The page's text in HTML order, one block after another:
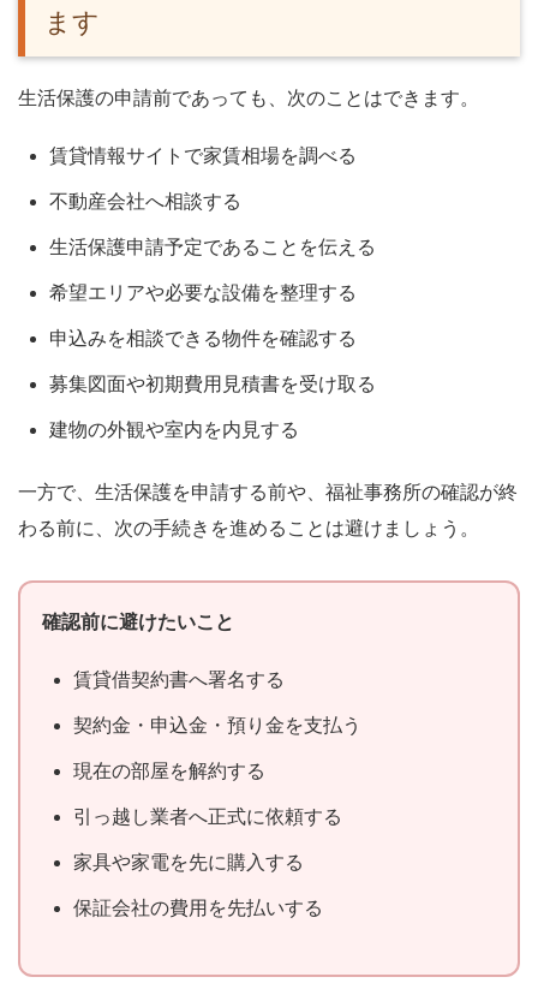
ます
生活保護の申請前であっても、次のことはできます。
賃貸情報サイトで家賃相場を調べる
不動産会社へ相談する
生活保護申請予定であることを伝える
希望エリアや必要な設備を整理する
申込みを相談できる物件を確認する
募集図面や初期費用見積書を受け取る
建物の外観や室内を内見する
一方で、生活保護を申請する前や、福祉事務所の確認が終
わる前に、次の手続きを進めることは避けましょう。
確認前に避けたいこと
賃貸借契約書へ署名する
契約金・申込金・預り金を支払う
現在の部屋を解約する
引っ越し業者へ正式に依頼する
家具や家電を先に購入する
保証会社の費用を先払いする